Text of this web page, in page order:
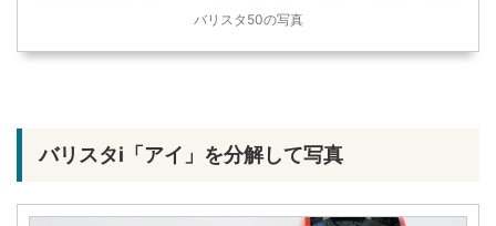
バリスタ50の写真
バリスタi「アイ」を分解して写真